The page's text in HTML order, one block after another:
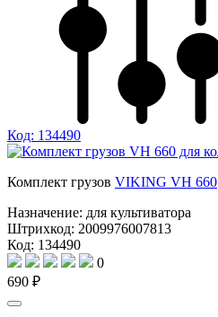
Код: 134490
Комплект грузов VIKING VH 660
Назначение: для культиватора
Штрихкод: 2009976007813
Код: 134490
0
690 ₽